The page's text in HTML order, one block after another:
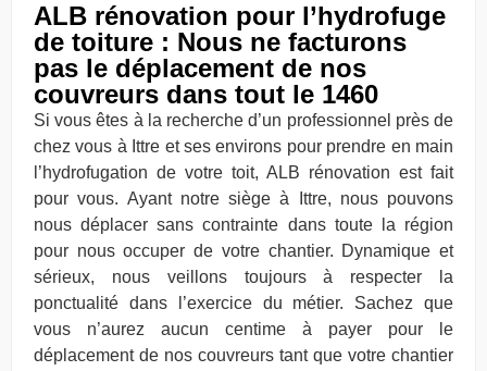
ALB rénovation pour l’hydrofuge
de toiture : Nous ne facturons
pas le déplacement de nos
couvreurs dans tout le 1460
Si vous êtes à la recherche d’un professionnel près de
chez vous à Ittre et ses environs pour prendre en main
l’hydrofugation de votre toit, ALB rénovation est fait
pour vous. Ayant notre siège à Ittre, nous pouvons
nous déplacer sans contrainte dans toute la région
pour nous occuper de votre chantier. Dynamique et
sérieux, nous veillons toujours à respecter la
ponctualité dans l’exercice du métier. Sachez que
vous n’aurez aucun centime à payer pour le
déplacement de nos couvreurs tant que votre chantier